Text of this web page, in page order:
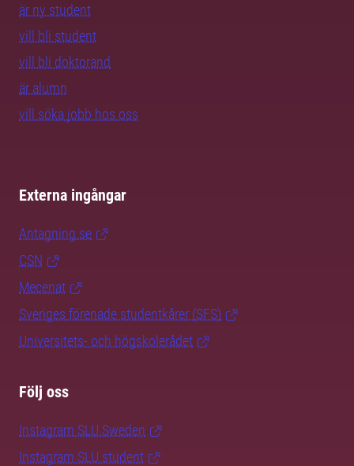
är ny student
vill bli student
vill bli doktorand
är alumn
vill söka jobb hos oss
Externa ingångar
Antagning.se
CSN
Mecenat
Sveriges förenade studentkårer (SFS)
Universitets- och högskolerådet
Följ oss
Instagram SLU.Sweden
Instagram SLU.student